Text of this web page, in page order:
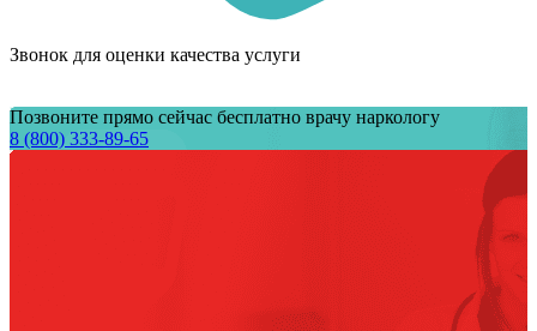
Звонок для оценки качества услуги
Позвоните прямо сейчас бесплатно врачу наркологу
8 (800) 333-89-65